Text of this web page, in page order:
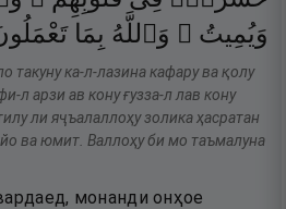
وَيُمِيتُ ۗ وَٱللَّهُ بِمَا
такуну ка-л-лазина кафару ва қолу
л арзи ав кону ғузза-л лав кону
ли яҷъалаллоҳу золика ҳасратан
ва юмит. Валлоҳу би мо таъмалуна
монанди онҳое